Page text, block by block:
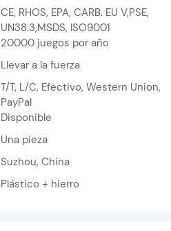
CE, RHOS, EPA, CARB. EU V,PSE,
UN38.3,MSDS, ISO9001
20000 juegos por año
Llevar a la fuerza
T/T, L/C, Efectivo, Western Union,
PayPal
Disponible
Una pieza
Suzhou, China
Plástico + hierro